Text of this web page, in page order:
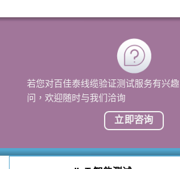
若您对百佳泰线缆验证测试服务有兴
问，欢迎随时与我们洽询
立即咨询